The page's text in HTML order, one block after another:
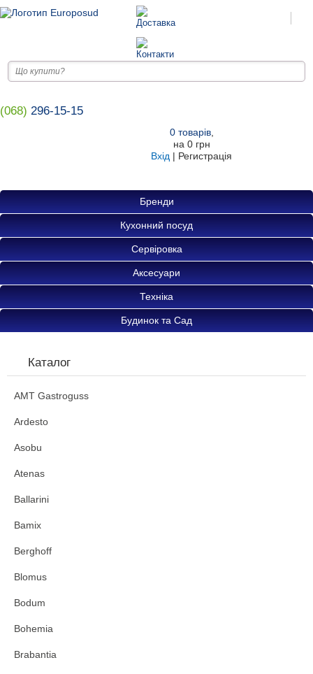
(068) 296-15-15
0товарів,
на 0 грн
Вхід | Регистрація
Бренди
Кухонний посуд
Сервіровка
Аксесуари
Техніка
Будинок та Сад
Каталог
AMT Gastroguss
Ardesto
Asobu
Atenas
Ballarini
Bamix
Berghoff
Blomus
Bodum
Bohemia
Brabantia